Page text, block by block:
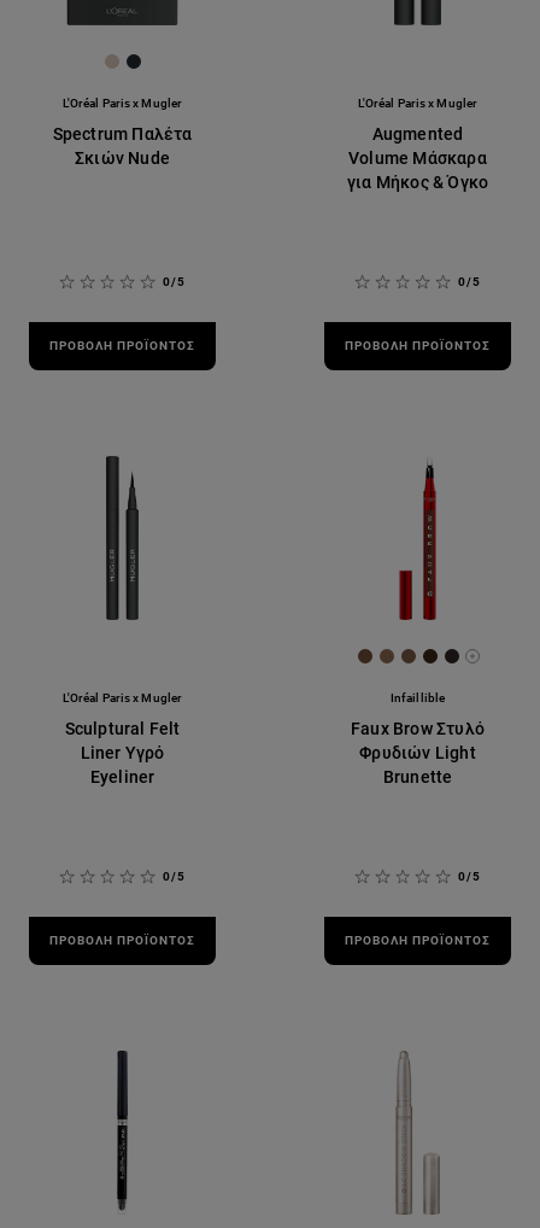
[Color]: #D9C4BA
[Color]: #252A2F
L'Oréal Paris x Mugler
Spectrum Παλέτα
Σκιών Nude
0/5
ΠΡΟΒΟΛΉ ΠΡΟΪΌΝΤΟΣ
L'Oréal Paris x Mugler
Augmented
Volume Μάσκαρα
για Μήκος & Όγκο
0/5
ΠΡΟΒΟΛΉ ΠΡΟΪΌΝΤΟΣ
L'Oréal Paris x Mugler
Sculptural Felt
Liner Υγρό
Eyeliner
0/5
ΠΡΟΒΟΛΉ ΠΡΟΪΌΝΤΟΣ
[Color]: #6f4c38
[Color]: #8e6b4f
[Color]:
[Color]:
[Color]:
More
Infaillible
Faux Brow Στυλό
Φρυδιών Light
Brunette
0/5
ΠΡΟΒΟΛΉ ΠΡΟΪΌΝΤΟΣ